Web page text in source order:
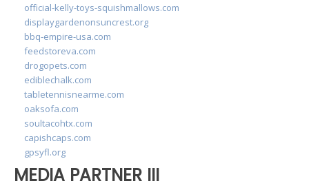
official-kelly-toys-squishmallows.com
displaygardenonsuncrest.org
bbq-empire-usa.com
feedstoreva.com
drogopets.com
ediblechalk.com
tabletennisnearme.com
oaksofa.com
soultacohtx.com
capishcaps.com
gpsyfl.org
MEDIA PARTNER III